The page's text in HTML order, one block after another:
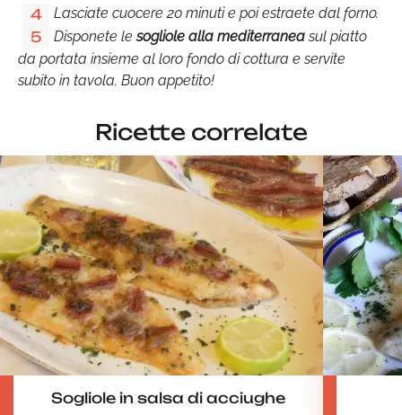
4 Lasciate cuocere 20 minuti e poi estraete dal forno.
5 Disponete le sogliole alla mediterraneasul piatto
da portata insieme al loro fondo di cottura e servite
subito in tavola. Buon appetito!
Ricette correlate
Sogliole in salsa di acciughe